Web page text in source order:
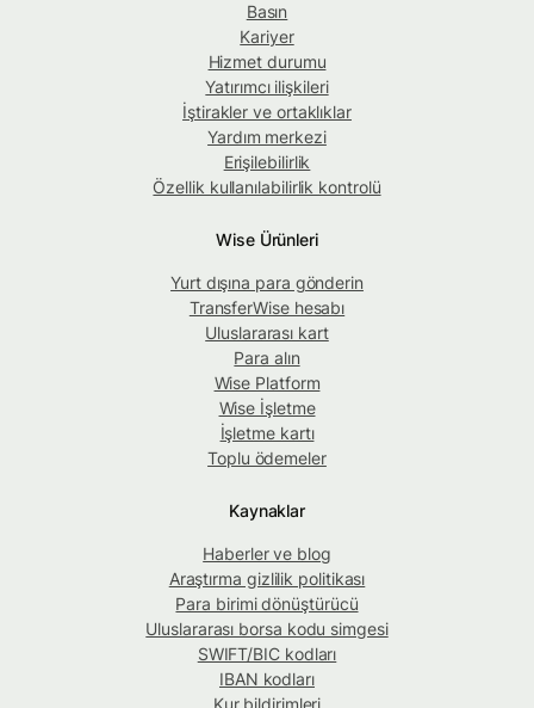
Basın
Kariyer
Hizmet durumu
Yatırımcı ilişkileri
İştirakler ve ortaklıklar
Yardım merkezi
Erişilebilirlik
Özellik kullanılabilirlik kontrolü
Wise Ürünleri
Yurt dışına para gönderin
TransferWise hesabı
Uluslararası kart
Para alın
Wise Platform
Wise İşletme
İşletme kartı
Toplu ödemeler
Kaynaklar
Haberler ve blog
Araştırma gizlilik politikası
Para birimi dönüştürücü
Uluslararası borsa kodu simgesi
SWIFT/BIC kodları
IBAN kodları